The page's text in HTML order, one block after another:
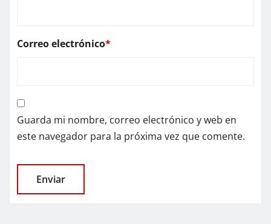
Correo electrónico*
Guarda mi nombre, correo electrónico y web en
este navegador para la próxima vez que comente.